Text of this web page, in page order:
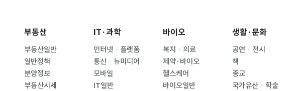
부동산
부동산일반
일반정책
분양정보
부동산시세
IT·과학
인터넷ㆍ플랫폼
통신ㆍ뉴미디어
모바일
IT일반
바이오
복지ㆍ의료
제약·바이오
헬스케어
바이오일반
생활·문화
공연ㆍ전시
책
종교
국가유산ㆍ학술